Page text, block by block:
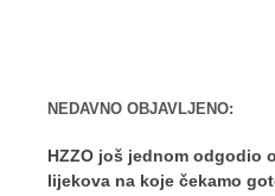
NEDAVNO OBJAVLJENO:
HZZO još jednom odgodio
lijekova na koje čekamo